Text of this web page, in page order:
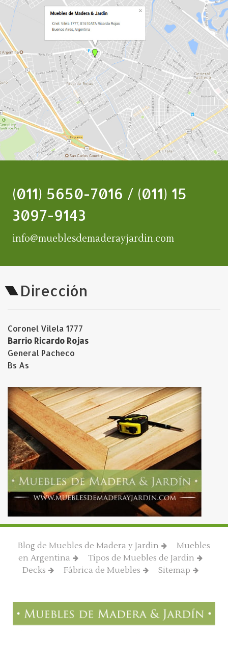
(011) 5650-7016 / (011) 15
3097-9143
info@mueblesdemaderayjardin.com
Dirección
Coronel Vilela 1777
Barrio Ricardo Rojas
General Pacheco
Bs As
Blog de Muebles de Madera y Jardin
Muebles
en Argentina
Tipos de Muebles de Jardin
Decks
Fábrica de Muebles Sitemap